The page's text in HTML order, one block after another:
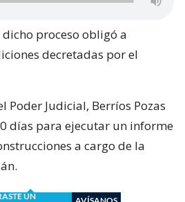
proceso obligó a
decretadas por el
Poder Judicial, Berríos Pozas
días para ejecutar un informe
a cargo de la
UN